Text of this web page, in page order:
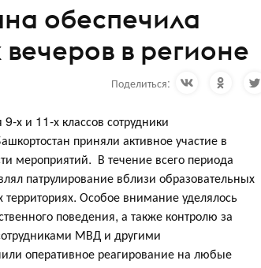
обеспечила
в регионе
Поделиться:
х и 11-х классов сотрудники
приняли активное участие в
мероприятий. В течение всего периода
патрулирование вблизи образовательных
Особое внимание уделялось
поведения, а также контролю за
МВД и другими
оперативное реагирование на любые